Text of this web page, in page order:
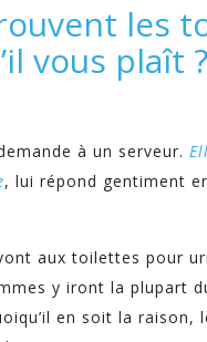
les
vous plaît ?
à un serveur.
, lui répond gentiment
aux toilettes pour
y iront la plupart
en soit la raison,